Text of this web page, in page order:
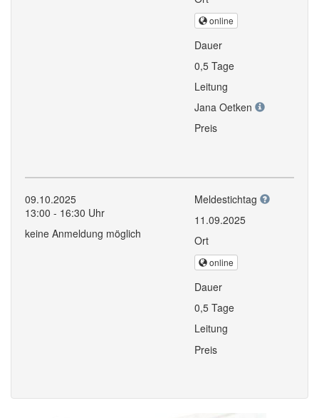
online
Dauer
0,5 Tage
Leitung
Jana Oetken
Preis
09.10.2025
13:00 - 16:30 Uhr
keine Anmeldung möglich
Meldestichtag
11.09.2025
Ort
online
Dauer
0,5 Tage
Leitung
Preis